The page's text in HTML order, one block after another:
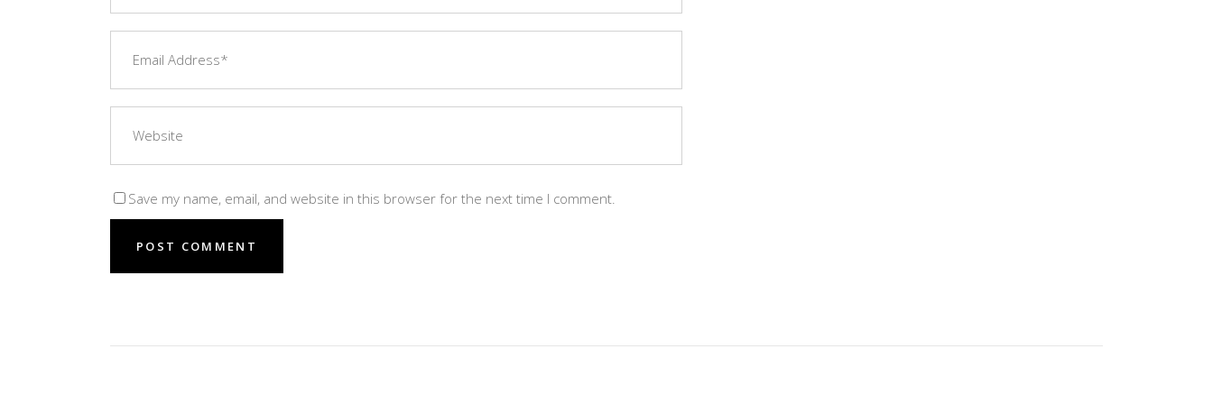
Save my name, email, and website in this browser for the next time I comment.